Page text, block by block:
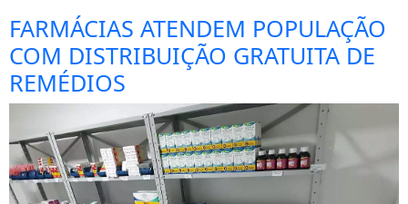
FARMÁCIAS ATENDEM POPULAÇÃO
COM DISTRIBUIÇÃO GRATUITA DE
REMÉDIOS